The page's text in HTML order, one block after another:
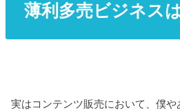
薄利多売ビジネス
実はコンテンツ販売において、僕